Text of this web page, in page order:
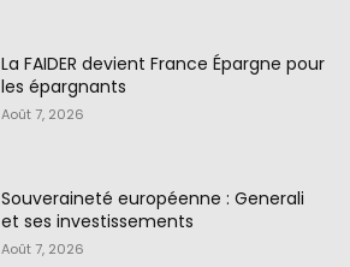
La FAIDER devient France Épargne pour
les épargnants
Août 7, 2026
Souveraineté européenne : Generali
et ses investissements
Août 7, 2026